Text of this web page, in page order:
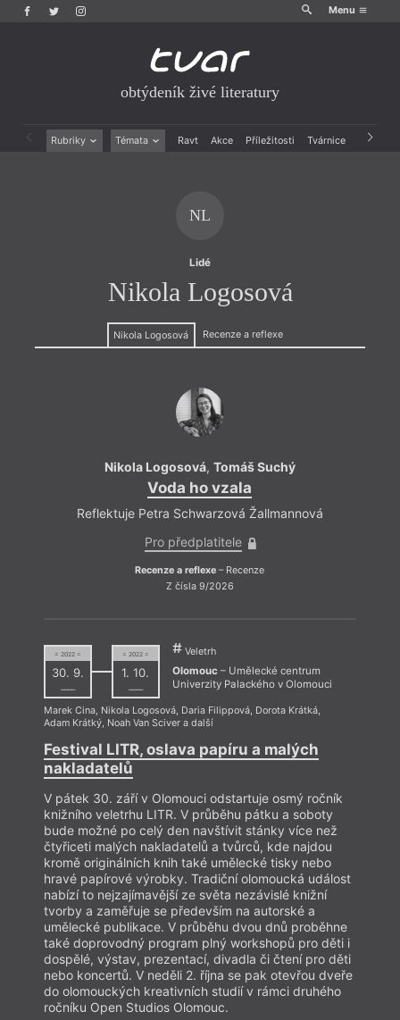
Menu
obtýdeník živé literatury
Rubriky Témata Ravt Akce Příležitosti Tvárnice Archiv
NL
Lidé
Nikola Logosová
Nikola Logosová Recenze a reflexe
Nikola Logosová, Tomáš Suchý
Voda ho vzala
Reflektuje Petra Schwarzová Žallmannová
Pro předplatitele
Recenze a reflexe – Recenze
Z čísla 9/2026
= 2022 =
30. 9.
––––
= 2022 =
1. 10.
––––
Veletrh
Olomouc– Umělecké centrum
Univerzity Palackého v Olomouci
Marek Cina, Nikola Logosová, Daria Filippová, Dorota Krátká,
Adam Krátký, Noah Van Scivera další
Festival LITR, oslava papíru a malých
nakladatelů
V pátek 30. září v Olomouci odstartuje osmý ročník
knižního veletrhu LITR. V průběhu pátku a soboty
bude možné po celý den navštívit stánky více než
čtyřiceti malých nakladatelů a tvůrců, kde najdou
kromě originálních knih také umělecké tisky nebo
hravé papírové výrobky. Tradiční olomoucká událost
nabízí to nejzajímavější ze světa nezávislé knižní
tvorby a zaměřuje se především na autorské a
umělecké publikace. V průběhu dvou dnů proběhne
také doprovodný program plný workshopů pro děti i
dospělé, výstav, prezentací, divadla či čtení pro děti
nebo koncertů. V neděli 2. října se pak otevřou dveře
do olomouckých kreativních studií v rámci druhého
ročníku Open Studios Olomouc.